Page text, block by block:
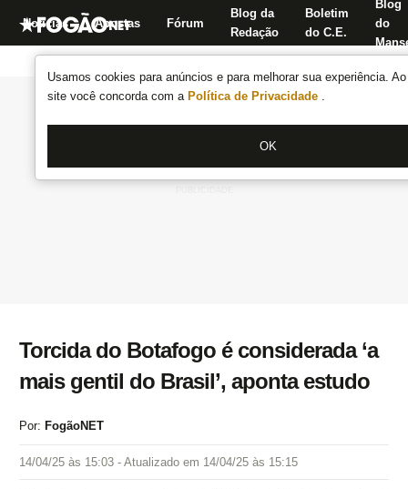
Usamos cookies para anúncios e para melhorar sua experiência.
site você concorda com a Política de Privacidade .
OK
Notícias Apostas Fórum
Blog da
Redação
Boletim
do C.E.
Blog
do
Torcida do Botafogo é considerada ‘a
mais gentil do Brasil’, aponta estudo
Por: FogãoNET
14/04/25 às 15:03 - Atualizado em 14/04/25 às 15:15